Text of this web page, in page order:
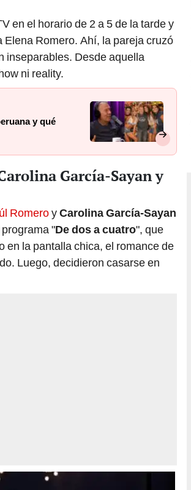
en el horario de 2 a 5 de la tarde y
Elena Romero. Ahí, la pareja cruzó
inseparables. Desde aquella
ni reality.
y qué
García-Sayan y
RomeroyCarolina García-Sayan
"De dos a cuatro", que
en la pantalla chica, el romance de
Luego, decidieron casarse en